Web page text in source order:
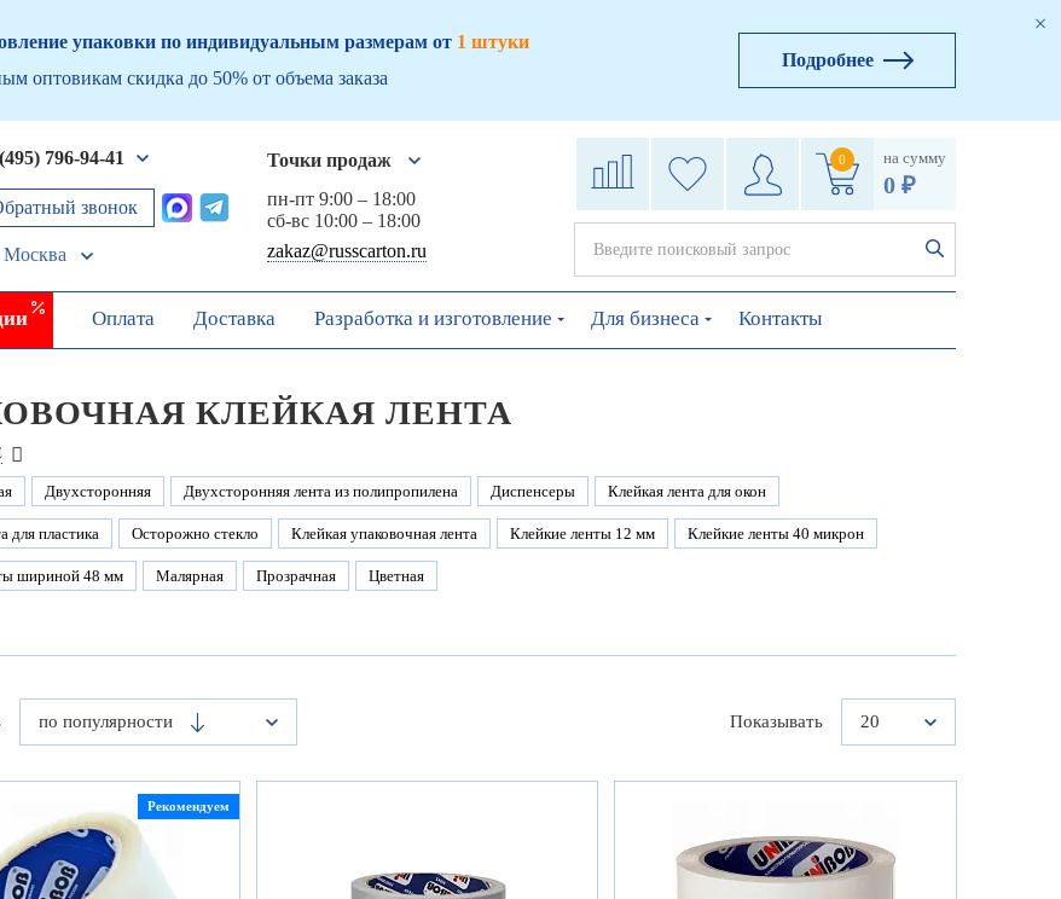
упаковки по индивидуальным размерам от 1 штуки
оптовикам скидка до 50% от объема заказа
Подробнее
796-94-41
звонок
Москва
Точки продаж
пн-пт 9:00 – 18:00
сб-вс 10:00 – 18:00
zakaz@russcarton.ru
0 на сумму
0 ₽
Оплата Доставка Разработка и изготовление Для бизнеса Контакты
КЛЕЙКАЯ ЛЕНТА
Двухсторонняя Двухсторонняя лента из полипропилена Диспенсеры Клейкая лента для окон
для пластика Осторожно стекло Клейкая упаковочная лента Клейкие ленты 12 мм Клейкие ленты 40 микрон
шириной 48 мм Малярная Прозрачная Цветная
по популярности Показывать 20
Рекомендуем